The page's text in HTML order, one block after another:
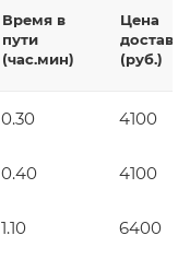
Время в
пути
(час.мин)
Цена
(руб.)
0.30 4100
0.40 4100
1.10 6400